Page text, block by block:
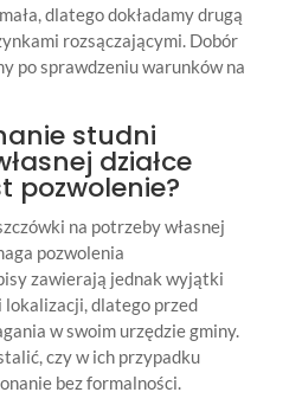
dlatego dokładamy drugą
rozsączającymi. Dobór
po sprawdzeniu warunków na
studni
działce
pozwolenie?
na potrzeby własnej
pozwolenia
zawierają jednak wyjątki
lokalizacji, dlatego przed
w swoim urzędzie gminy.
czy w ich przypadku
bez formalności.